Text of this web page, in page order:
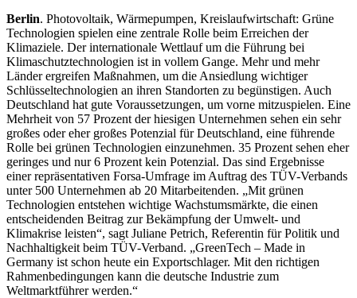
Berlin. Photovoltaik, Wärmepumpen, Kreislaufwirtschaft: Grüne
Technologien spielen eine zentrale Rolle beim Erreichen der
Klimaziele. Der internationale Wettlauf um die Führung bei
Klimaschutztechnologien ist in vollem Gange. Mehr und mehr
Länder ergreifen Maßnahmen, um die Ansiedlung wichtiger
Schlüsseltechnologien an ihren Standorten zu begünstigen. Auch
Deutschland hat gute Voraussetzungen, um vorne mitzuspielen. Eine
Mehrheit von 57 Prozent der hiesigen Unternehmen sehen ein sehr
großes oder eher großes Potenzial für Deutschland, eine führende
Rolle bei grünen Technologien einzunehmen. 35 Prozent sehen eher
geringes und nur 6 Prozent kein Potenzial. Das sind Ergebnisse
einer repräsentativen Forsa-Umfrage im Auftrag des TÜV-Verbands
unter 500 Unternehmen ab 20 Mitarbeitenden. „Mit grünen
Technologien entstehen wichtige Wachstumsmärkte, die einen
entscheidenden Beitrag zur Bekämpfung der Umwelt- und
Klimakrise leisten“, sagt Juliane Petrich, Referentin für Politik und
Nachhaltigkeit beim TÜV-Verband. „GreenTech – Made in
Germany ist schon heute ein Exportschlager. Mit den richtigen
Rahmenbedingungen kann die deutsche Industrie zum
Weltmarktführer werden.“